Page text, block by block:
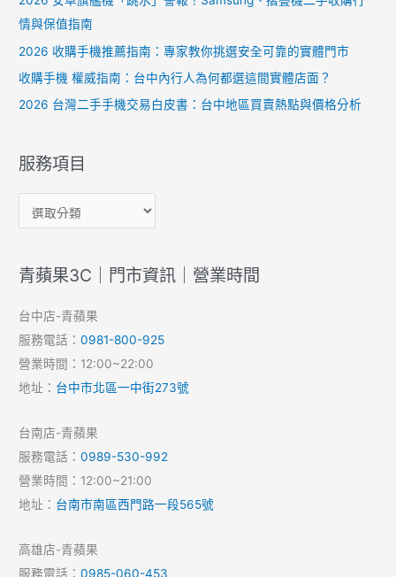
情與保值指南
2026 收購手機推薦指南：專家教你挑選安全可靠的實體門市
收購手機 權威指南：台中內行人為何都選這間實體店面？
2026 台灣二手手機交易白皮書：台中地區買賣熱點與價格分析
服務項目
青蘋果3C｜門市資訊｜營業時間
台中店-青蘋果
服務電話：0981-800-925
營業時間：12:00~22:00
地址： 台中市北區一中街273號
台南店-青蘋果
服務電話：0989-530-992
營業時間：12:00~21:00
地址： 台南市南區西門路一段565號
高雄店-青蘋果
服務電話：0985-060-453